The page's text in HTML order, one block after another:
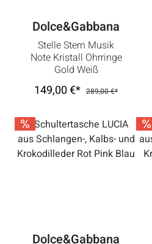
Dolce&Gabbana
Stelle Stern Musik
Note Kristall Ohrringe
Gold Weiß
149,00 €* 289,00 €*
Dolce&Gabbana